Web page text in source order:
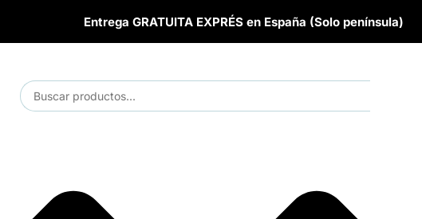
Entrega GRATUITA EXPRÉS en España (Solo península)